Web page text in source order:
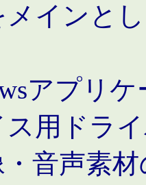
メインと
アプリ
用ドラ
音声素